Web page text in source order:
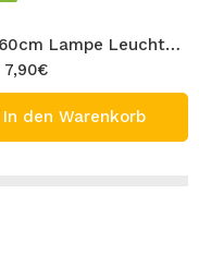
LED 60cm Lampe Leuchtstoffröhre 1x Röhre Leucht Licht T5 Bandleucht Rohr 16W Warmweiß 3000K
7,90€
In den Warenkorb